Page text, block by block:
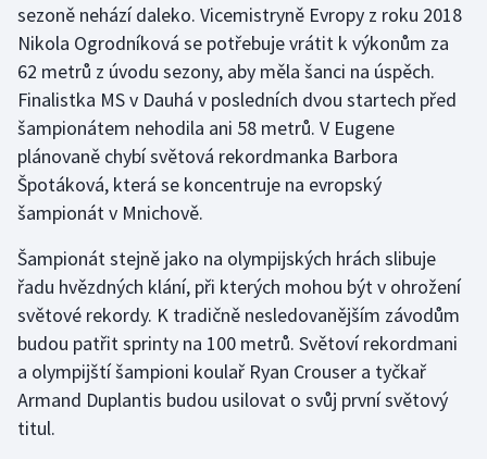
sezoně nehází daleko. Vicemistryně Evropy z roku 2018
Nikola Ogrodníková se potřebuje vrátit k výkonům za
62 metrů z úvodu sezony, aby měla šanci na úspěch.
Finalistka MS v Dauhá v posledních dvou startech před
šampionátem nehodila ani 58 metrů. V Eugene
plánovaně chybí světová rekordmanka Barbora
Špotáková, která se koncentruje na evropský
šampionát v Mnichově.
Šampionát stejně jako na olympijských hrách slibuje
řadu hvězdných klání, při kterých mohou být v ohrožení
světové rekordy. K tradičně nesledovanějším závodům
budou patřit sprinty na 100 metrů. Světoví rekordmani
a olympijští šampioni koulař Ryan Crouser a tyčkař
Armand Duplantis budou usilovat o svůj první světový
titul.